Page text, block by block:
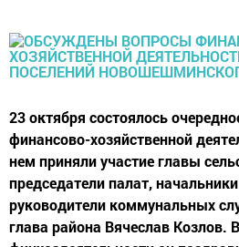
23 октября состоялось
финансово-хозяйственной
нем приняли участие главы
председатели палат,
руководители коммунальных
глава района Вячеслав Козлов.